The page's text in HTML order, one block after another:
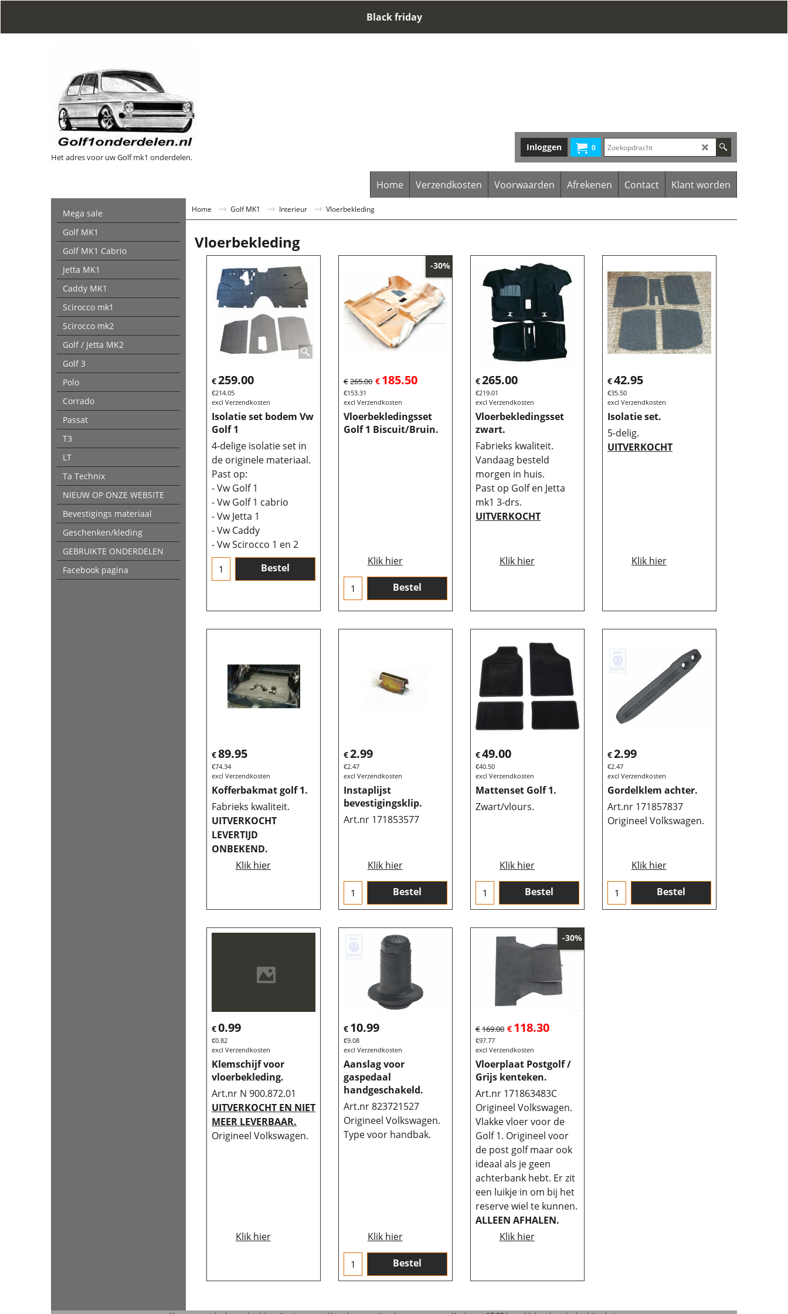
Black friday
Het adres voor uw Golf mk1 onderdelen.
0
Inloggen
Home Verzendkosten Voorwaarden Afrekenen Contact Klant worden
Mega sale
Golf MK1
Golf MK1 Cabrio
Jetta MK1
Caddy MK1
Scirocco mk1
Scirocco mk2
Golf / Jetta MK2
Golf 3
Polo
Corrado
Passat
T3
LT
Ta Technix
NIEUW OP ONZE WEBSITE
Bevestigings materiaal
Geschenken/kleding
GEBRUIKTE ONDERDELEN
Facebook pagina
Home Golf MK1 Interieur Vloerbekleding
Vloerbekleding
€259.00
€214.05
excl Verzendkosten
Isolatie set bodem Vw
Golf 1
4-delige isolatie set in
de originele materiaal.
Past op:
- Vw Golf 1
- Vw Golf 1 cabrio
- Vw Jetta 1
- Vw Caddy
- Vw Scirocco 1 en 2
Bestel
-30%
€265.00 € 185.50
€153.31
excl Verzendkosten
Vloerbekledingsset
Golf 1 Biscuit/Bruin.
Klik hier
Bestel
€265.00
€219.01
excl Verzendkosten
Vloerbekledingsset
zwart.
Fabrieks kwaliteit.
Vandaag besteld
morgen in huis.
Past op Golf en Jetta
mk1 3-drs.
UITVERKOCHT
Klik hier
€42.95
€35.50
excl Verzendkosten
Isolatie set.
5-delig.
UITVERKOCHT
Klik hier
€89.95
€74.34
excl Verzendkosten
Kofferbakmat golf 1.
Fabrieks kwaliteit.
UITVERKOCHT
LEVERTIJD
ONBEKEND.
Klik hier
€2.99
€2.47
excl Verzendkosten
Instaplijst
bevestigingsklip.
Art.nr 171853577
Klik hier
Bestel
€49.00
€40.50
excl Verzendkosten
Mattenset Golf 1.
Zwart/vlours.
Klik hier
Bestel
€2.99
€2.47
excl Verzendkosten
Gordelklem achter.
Art.nr 171857837
Origineel Volkswagen.
Klik hier
Bestel
€0.99
€0.82
excl Verzendkosten
Klemschijf voor
vloerbekleding.
Art.nr N 900.872.01
UITVERKOCHT EN NIET
MEER LEVERBAAR.
Origineel Volkswagen.
Klik hier
€ 10.99
€9.08
excl Verzendkosten
Aanslag voor
gaspedaal
handgeschakeld.
Art.nr 823721527
Origineel Volkswagen.
Type voor handbak.
Klik hier
Bestel
-30%
€169.00 € 118.30
€97.77
excl Verzendkosten
Vloerplaat Postgolf /
Grijs kenteken.
Art.nr 171863483C
Origineel Volkswagen.
Vlakke vloer voor de
Golf 1. Origineel voor
de post golf maar ook
ideaal als je geen
achterbank hebt. Er zit
een luikje in om bij het
reserve wiel te kunnen.
ALLEEN AFHALEN.
Klik hier